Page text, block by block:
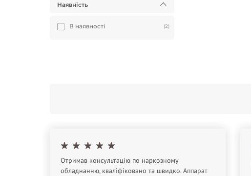
Наявність
В наявності (2)
Отримав консультацію по наркозному
обладнанню, кваліфіковано та швидко. Аппарат